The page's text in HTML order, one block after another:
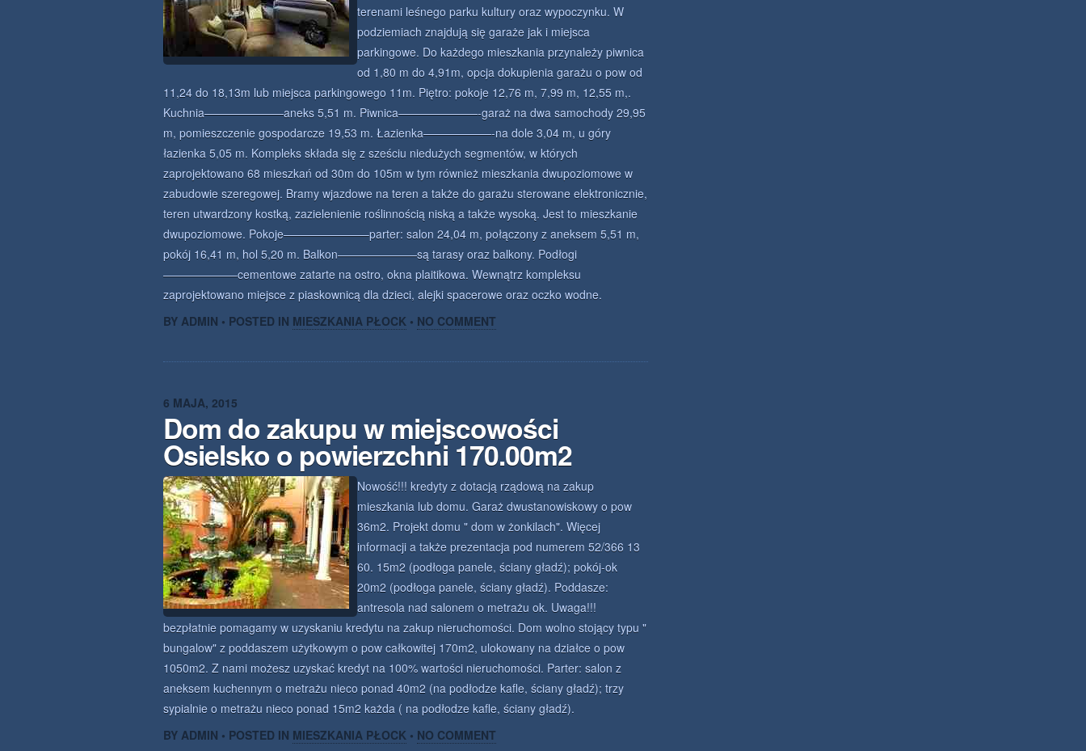
terenami leśnego parku kultury oraz wypoczynku. W
podziemiach znajdują się garaże jak i miejsca
parkingowe. Do każdego mieszkania przynależy piwnica
od 1,80 m do 4,91m, opcja dokupienia garażu o pow od
11,24 do 18,13m lub miejsca parkingowego 11m. Piętro: pokoje 12,76 m, 7,99 m, 12,55 m,.
Kuchnia———————aneks 5,51 m. Piwnica———————-garaż na dwa samochody 29,95
m, pomieszczenie gospodarcze 19,53 m. Łazienka——————-na dole 3,04 m, u góry
łazienka 5,05 m. Kompleks składa się z sześciu niedużych segmentów, w których
zaprojektowano 68 mieszkań od 30m do 105m w tym również mieszkania dwupoziomowe w
zabudowie szeregowej. Bramy wjazdowe na teren a także do garażu sterowane elektronicznie,
teren utwardzony kostką, zazielenienie roślinnością niską a także wysoką. Jest to mieszkanie
dwupoziomowe. Pokoje———————–parter: salon 24,04 m, połączony z aneksem 5,51 m,
pokój 16,41 m, hol 5,20 m. Balkon———————są tarasy oraz balkony. Podłogi
——————–cementowe zatarte na ostro, okna plaitikowa. Wewnątrz kompleksu
zaprojektowano miejsce z piaskownicą dla dzieci, alejki spacerowe oraz oczko wodne.
BY ADMIN • POSTED IN MIESZKANIA PŁOCK • NO COMMENT
6 MAJA, 2015
Dom do zakupu w miejscowości
Osielsko o powierzchni 170.00m2
Nowość!!! kredyty z dotacją rządową na zakup
mieszkania lub domu. Garaż dwustanowiskowy o pow
36m2. Projekt domu " dom w żonkilach". Więcej
informacji a także prezentacja pod numerem 52/366 13
60. 15m2 (podłoga panele, ściany gładź); pokój-ok
20m2 (podłoga panele, ściany gładź). Poddasze:
antresola nad salonem o metrażu ok. Uwaga!!!
bezpłatnie pomagamy w uzyskaniu kredytu na zakup nieruchomości. Dom wolno stojący typu "
bungalow" z poddaszem użytkowym o pow całkowitej 170m2, ulokowany na działce o pow
1050m2. Z nami możesz uzyskać kredyt na 100% wartości nieruchomości. Parter: salon z
aneksem kuchennym o metrażu nieco ponad 40m2 (na podłodze kafle, ściany gładź); trzy
sypialnie o metrażu nieco ponad 15m2 każda ( na podłodze kafle, ściany gładź).
BY ADMIN • POSTED IN MIESZKANIA PŁOCK • NO COMMENT